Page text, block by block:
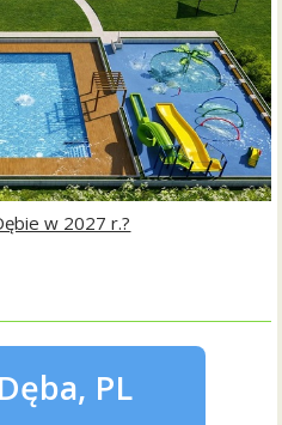
w 2027 r.?
PL